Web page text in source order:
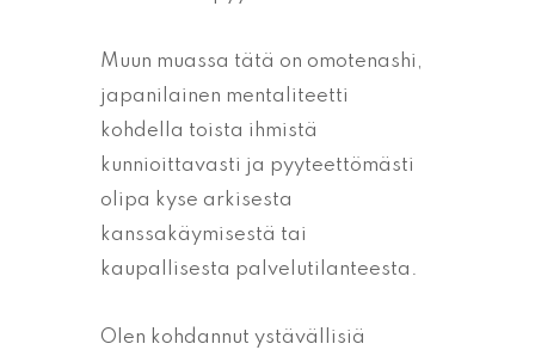
Muun muassa tätä on omotenashi,
japanilainen mentaliteetti
kohdella toista ihmistä
kunnioittavasti ja pyyteettömästi
olipa kyse arkisesta
kanssakäymisestä tai
kaupallisesta palvelutilanteesta.
Olen kohdannut ystävällisiä